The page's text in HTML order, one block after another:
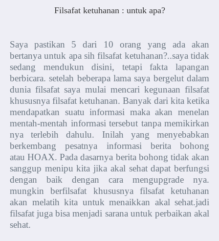
Filsafat ketuhanan : untuk apa?
Saya pastikan 5 dari 10 orang yang ada akan
bertanya untuk apa sih filsafat ketuhanan?..saya tidak
sedang mendukun disini, tetapi fakta lapangan
berbicara. setelah beberapa lama saya bergelut dalam
dunia filsafat saya mulai mencari kegunaan filsafat
khususnya filsafat ketuhanan. Banyak dari kita ketika
mendapatkan suatu informasi maka akan menelan
mentah-mentah informasi tersebut tanpa memikirkan
nya terlebih dahulu. Inilah yang menyebabkan
berkembang pesatnya informasi berita bohong
atau HOAX. Pada dasarnya berita bohong tidak akan
sanggup menipu kita jika akal sehat dapat berfungsi
dengan baik dengan cara mengupgrade nya.
mungkin berfilsafat khususnya filsafat ketuhanan
akan melatih kita untuk menaikkan akal sehat.jadi
filsafat juga bisa menjadi sarana untuk perbaikan akal
sehat.